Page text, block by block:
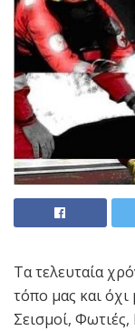
Τα τελευταία
τόπο μας και
Σεισμοί,